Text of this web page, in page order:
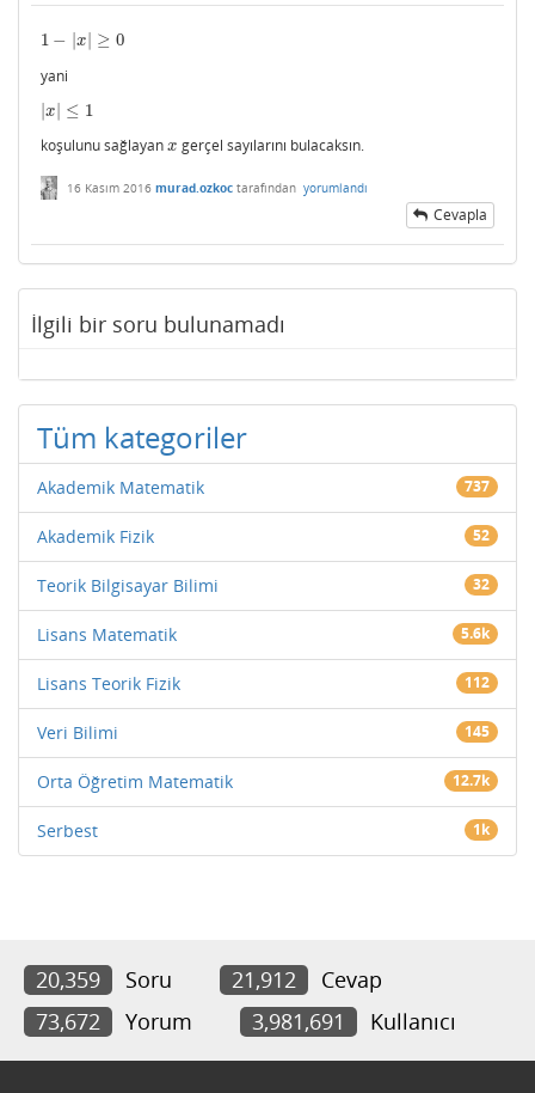
1 − x ≥ 0
1− |x ≥0
yani
x ≤ 1
| |≤ 1
koşulunu sağlayan x
x gerçel sayılarını bulacaksın.
16 Kasım 2016 murad.ozkoc tarafından yorumlandı
Cevapla
İlgili bir soru bulunamadı
Tüm kategoriler
Akademik Matematik 737
Akademik Fizik 52
Teorik Bilgisayar Bilimi 32
Lisans Matematik 5.6k
Lisans Teorik Fizik 112
Veri Bilimi 145
Orta Öğretim Matematik 12.7k
Serbest 1k
20,359 Soru 21,912
Cevap
73,672
Yorum 3,981,691 Kullanıcı